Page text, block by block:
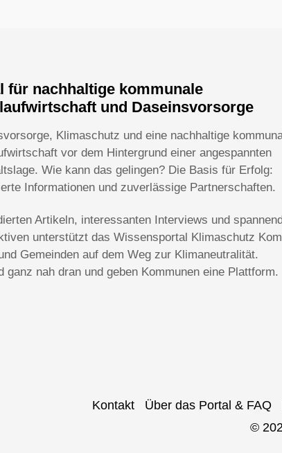
für nachhaltige kommunale
und Daseinsvorsorge
Klimaschutz und eine nachhaltige
vor dem Hintergrund einer angespannten
Wie kann das gelingen? Die Basis für Erfolg:
Informationen und zuverlässige Partnerschaften.
Artikeln, interessanten Interviews und
unterstützt das Wissensportal Klimaschutz
Gemeinden auf dem Weg zur Klimaneutralität.
ganz nah dran und geben Kommunen eine Plattform.
Kontakt Über das Portal & FAQ
©